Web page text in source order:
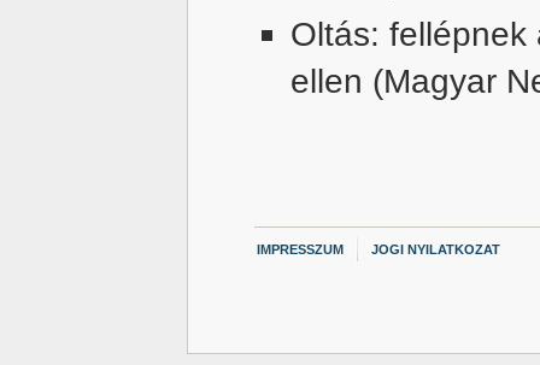
Oltás: fellépnek
ellen (Magyar
IMPRESSZUM JOGI NYILATKOZAT